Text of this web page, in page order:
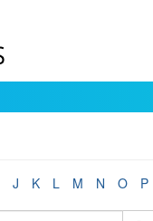
J K L M N O P